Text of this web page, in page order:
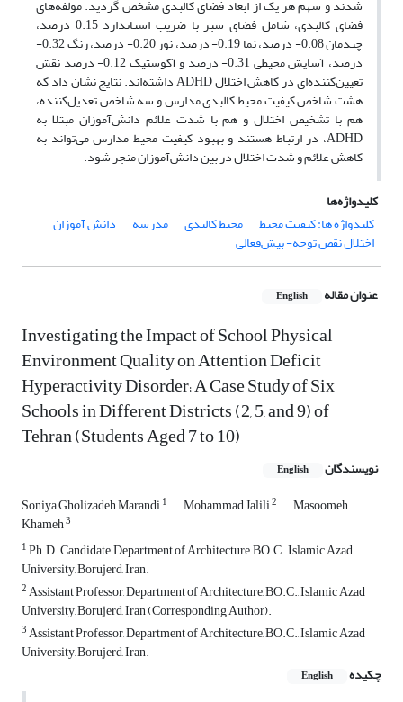
شدند و سهم هر یک از ابعاد فضای کالبدی مشخص گردید. مولفه‌های
فضای کالبدی، شامل فضای سبز با ضریب استاندارد 15.‏0 درصد،
چیدمان 08.‏0- درصد، نما 19.‏0- درصد، نور 20.‏0- درصد، رنگ 32.‏0-
درصد، آسایش محیطی 31.‏0- درصد و آکوستیک 12.‏0- درصد نقش
تعیین‌کننده‌ای در کاهش اختلال ADHD داشته‌اند. نتایج نشان داد که
هشت شاخص کیفیت محیط کالبدی مدارس و سه شاخص تعدیل‌کننده‌،
هم با تشخیص اختلال و هم با شدت علائم دانش‌آموزان مبتلا به
ADHD، در ارتباط هستند و بهبود کیفیت محیط مدارس می‌تواند به
کاهش علائم و شدت اختلال در بین دانش‌آموزان منجر شود.
کلیدواژه‌ها
کلیدواژه ها: کیفیت محیط
محیط کالبدی مدرسه دانش آموزان
اختلال نقص توجه- بیش‌فعالی
عنوان مقاله English
Investigating the Impact of School Physical
Environment Quality on Attention Deficit
Hyperactivity Disorder; A Case Study of Six
Schools in Different Districts (2, 5, and 9) of
Tehran (Students Aged 7 to 10)
نویسندگان English
Soniya Gholizadeh Marandi1 Mohammad Jalili2 Masoomeh
Khameh3
1Ph.D. Candidate, Department of Architecture, BO.C., Islamic Azad
University, Borujerd, Iran.
2Assistant Professor, Department of Architecture, BO.C., Islamic Azad
University, Borujerd, Iran (Corresponding Author).
3Assistant Professor, Department of Architecture, BO.C., Islamic Azad
University, Borujerd, Iran.
چکیده
English